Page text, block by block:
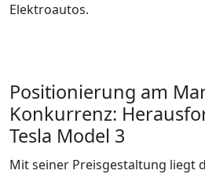
Elektroautos.
Positionierung am
Konkurrenz:
Tesla Model 3
Mit seiner Preisgestaltung liegt